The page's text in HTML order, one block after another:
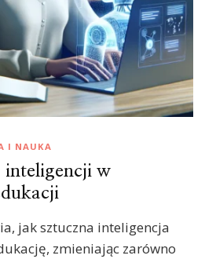
I NAUKA
inteligencji w
jak sztuczna inteligencja
zmieniając zarówno